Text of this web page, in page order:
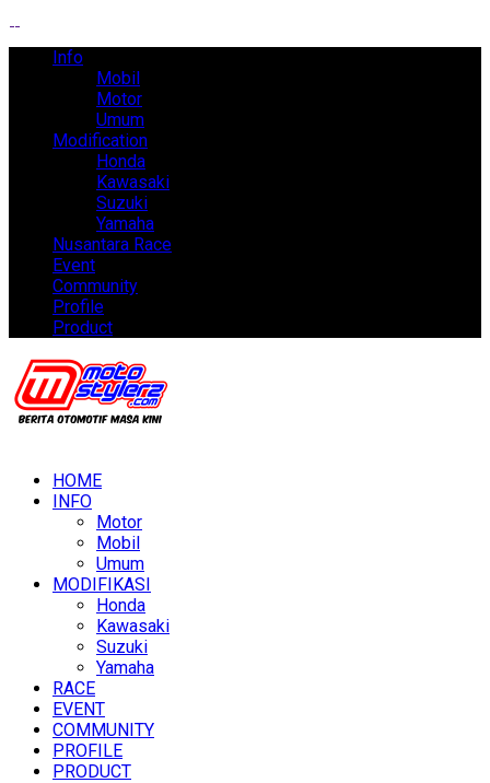
Info
Mobil
Motor
Umum
Modification
Honda
Kawasaki
Suzuki
Yamaha
Nusantara Race
Event
Community
Profile
Product
HOME
INFO
Motor
Mobil
Umum
MODIFIKASI
Honda
Kawasaki
Suzuki
Yamaha
RACE
EVENT
COMMUNITY
PROFILE
PRODUCT